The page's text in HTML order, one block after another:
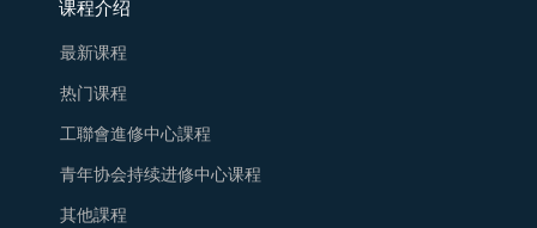
课程介绍
最新课程
热门课程
工聯會進修中心課程
青年协会持续进修中心课程
其他課程